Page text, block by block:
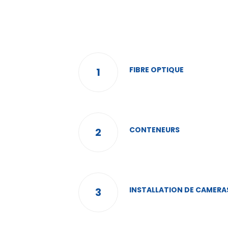
1 FIBRE OPTIQUE
2 CONTENEURS
3 INSTALLATION DE